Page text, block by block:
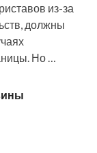
из-за
должны
Но …